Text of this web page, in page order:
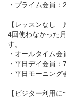
・プライム会員：
【レッスンなし　
4回使わなかった
す。
・オールタイム会
・平日デイ会員：
・平日モーニング
【ビジター利用に